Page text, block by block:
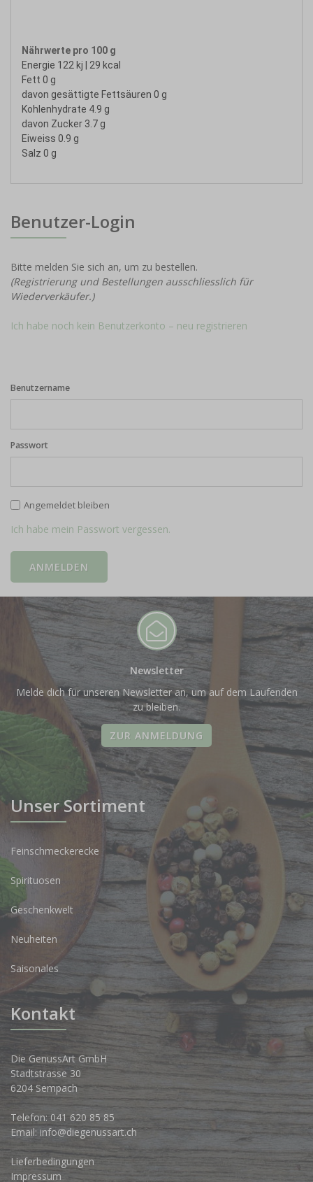
Nährwerte pro 100 g
Energie 122 kj | 29 kcal
Fett 0 g
davon gesättigte Fettsäuren 0 g
Kohlenhydrate 4.9 g
davon Zucker 3.7 g
Eiweiss 0.9 g
Salz 0 g
Benutzer-Login
Bitte melden Sie sich an, um zu bestellen.
(Registrierung und Bestellungen ausschliesslich für
Wiederverkäufer.)
Ich habe noch kein Benutzerkonto – neu registrieren
Benutzername
Passwort
Angemeldet bleiben
Ich habe mein Passwort vergessen.
Newsletter
Melde dich für unseren Newsletter an, um auf dem Laufenden
zu bleiben.
ZUR ANMELDUNG
Unser Sortiment
Feinschmeckerecke
Spirituosen
Geschenkwelt
Neuheiten
Saisonales
Kontakt
Die GenussArt GmbH
Stadtstrasse 30
6204 Sempach
Telefon: 041 620 85 85
Email: info@diegenussart.ch
Lieferbedingungen
Impressum